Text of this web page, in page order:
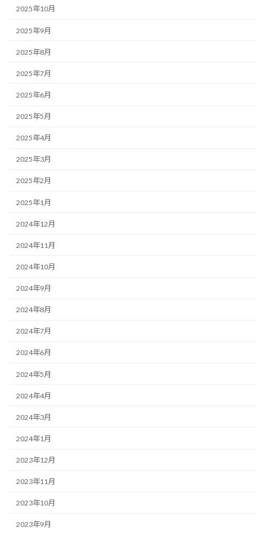
2025年10月
2025年9月
2025年8月
2025年7月
2025年6月
2025年5月
2025年4月
2025年3月
2025年2月
2025年1月
2024年12月
2024年11月
2024年10月
2024年9月
2024年8月
2024年7月
2024年6月
2024年5月
2024年4月
2024年3月
2024年1月
2023年12月
2023年11月
2023年10月
2023年9月